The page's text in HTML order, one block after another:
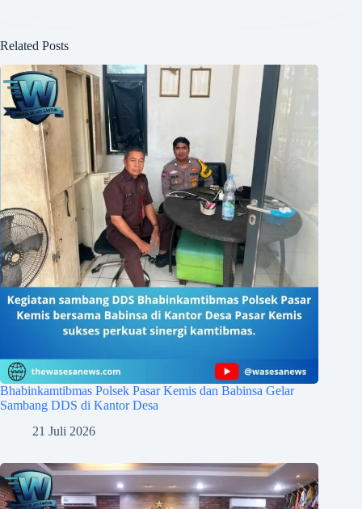
Related Posts
Bhabinkamtibmas Polsek Pasar Kemis dan Babinsa Gelar
Sambang DDS di Kantor Desa
21 Juli 2026